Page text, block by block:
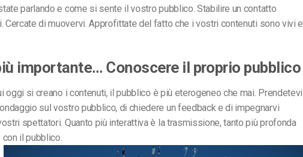
parlando e come si sente il vostro pubblico. Stabilire un contatto
Cercate di muovervi. Approfittate del fatto che i vostri contenuti sono vivi e
importante… Conoscere il proprio pubblico
oggi si creano i contenuti, il pubblico è più eterogeneo che mai. Prendetevi
sul vostro pubblico, di chiedere un feedback e di impegnarvi
spettatori. Quanto più interattiva è la trasmissione, tanto più profonda
il pubblico.